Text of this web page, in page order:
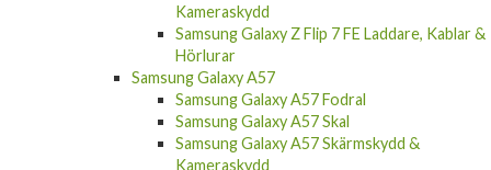
Kameraskydd
Samsung Galaxy Z Flip 7 FE Laddare, Kablar &
Hörlurar
Samsung Galaxy A57
Samsung Galaxy A57 Fodral
Samsung Galaxy A57 Skal
Samsung Galaxy A57 Skärmskydd &
Kameraskydd